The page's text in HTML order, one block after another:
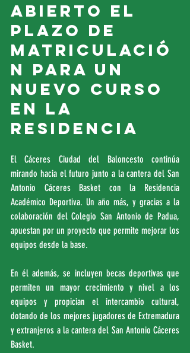
Abierto el
plazo de
matriculació
n para un
nuevo curso
en la
Residencia
El Cáceres Ciudad del Baloncesto continúa
mirando hacia el futuro junto a la cantera del San
Antonio Cáceres Basket con la Residencia
Académico Deportiva. Un año más, y gracias a la
colaboración del Colegio San Antonio de Padua,
apuestan por un proyecto que permite mejorar los
equipos desde la base.
En él además, se incluyen becas deportivas que
permiten un mayor crecimiento y nivel a los
equipos y propician el intercambio cultural,
dotando de los mejores jugadores de Extremadura
y extranjeros a la cantera del San Antonio Cáceres
Basket.